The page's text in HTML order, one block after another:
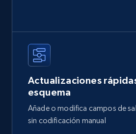
Actualizaciones
esquema
Añade o modifica campos de
sin codificación manual